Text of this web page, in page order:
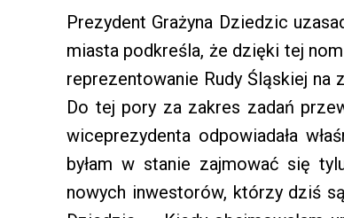
Prezydent Grażyna Dziedzic
miasta podkreśla, że dzięki tej
reprezentowanie Rudy Śląskiej
Do tej pory za zakres zadań
wiceprezydenta odpowiadała
byłam w stanie zajmować się
nowych inwestorów, którzy dziś